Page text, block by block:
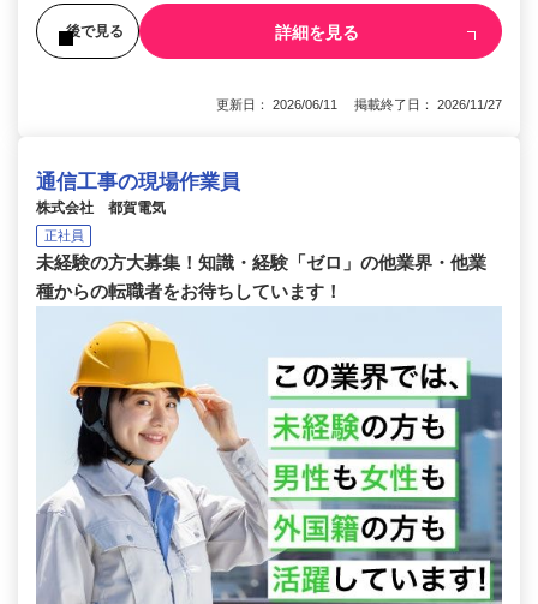
後で見る 詳細を見る
更新日： 2026/06/11 掲載終了日： 2026/11/27
通信工事の現場作業員
株式会社 都賀電気
正社員
未経験の方大募集！知識・経験「ゼロ」の他業界・他業
種からの転職者をお待ちしています！